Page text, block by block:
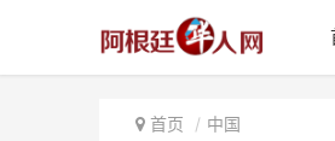
首页 中国